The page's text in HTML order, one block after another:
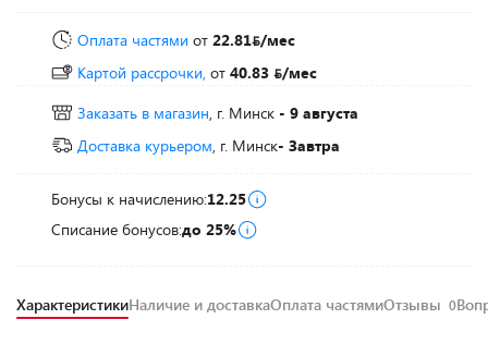
Оплата частями от 22.81 /мес
Картой рассрочки, от 40.83
/мес
Заказать в магазин, г. Минск - 9 августа
Доставка курьером, г. Минск- Завтра
Бонусы к начислению:12.25
Списание бонусов:до 25%
ХарактеристикиНаличие и доставкаОплата частямиОтзывы 0